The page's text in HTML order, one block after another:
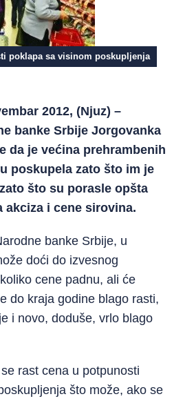
poklapa sa visinom poskupljenja
2012, (Njuz) –
banke Srbije Jorgovanka
da je većina prehrambenih
poskupela zato što im je
što su porasle opšta
akciza i cene sirovina.
banke Srbije, u
doći do izvesnog
cene padnu, ali će
do kraja godine blago rasti,
i novo, doduše, vrlo blago
rast cena u potpunosti
što može, ako se